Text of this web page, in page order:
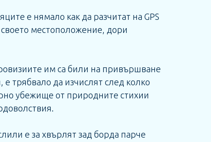
е нямало как да разчитат на GPS
местоположение, дори
им са били на привършване
трябвало да изчислят след колко
убежище от природните стихии
е за хвърлят зад борда парче